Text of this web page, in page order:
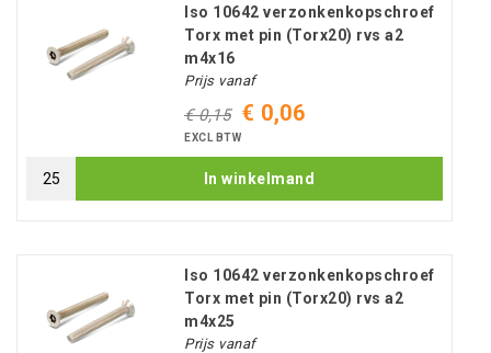
Iso 10642 verzonkenkopschroef
Torx met pin (Torx20) rvs a2
m4x16
Prijs vanaf
€ 0,15 € 0,06
EXCL BTW
In winkelmand
Iso 10642 verzonkenkopschroef
Torx met pin (Torx20) rvs a2
m4x25
Prijs vanaf